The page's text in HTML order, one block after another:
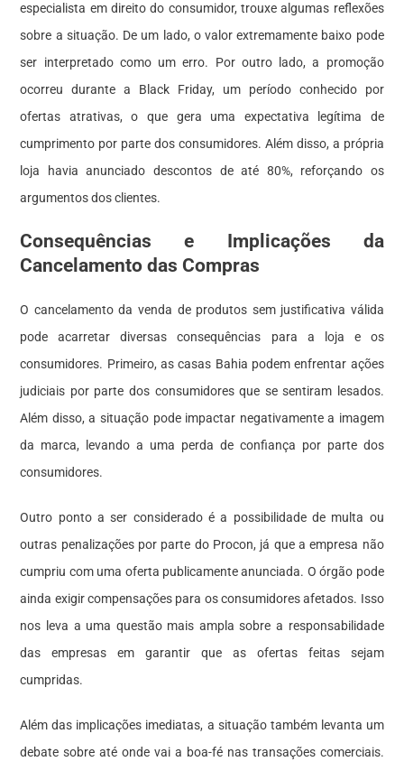
especialista em direito do consumidor, trouxe algumas reflexões
sobre a situação. De um lado, o valor extremamente baixo pode
ser interpretado como um erro. Por outro lado, a promoção
ocorreu durante a Black Friday, um período conhecido por
ofertas atrativas, o que gera uma expectativa legítima de
cumprimento por parte dos consumidores. Além disso, a própria
loja havia anunciado descontos de até 80%, reforçando os
argumentos dos clientes.
Consequências e Implicações da
Cancelamento das Compras
O cancelamento da venda de produtos sem justificativa válida
pode acarretar diversas consequências para a loja e os
consumidores. Primeiro, as casas Bahia podem enfrentar ações
judiciais por parte dos consumidores que se sentiram lesados.
Além disso, a situação pode impactar negativamente a imagem
da marca, levando a uma perda de confiança por parte dos
consumidores.
Outro ponto a ser considerado é a possibilidade de multa ou
outras penalizações por parte do Procon, já que a empresa não
cumpriu com uma oferta publicamente anunciada. O órgão pode
ainda exigir compensações para os consumidores afetados. Isso
nos leva a uma questão mais ampla sobre a responsabilidade
das empresas em garantir que as ofertas feitas sejam
cumpridas.
Além das implicações imediatas, a situação também levanta um
debate sobre até onde vai a boa-fé nas transações comerciais.